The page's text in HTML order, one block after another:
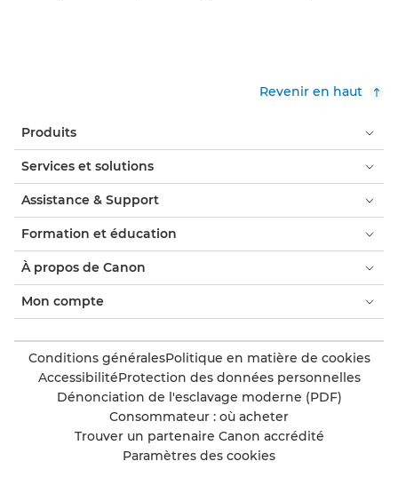
Revenir en haut
Produits
Services et solutions
Assistance & Support
Formation et éducation
À propos de Canon
Mon compte
Conditions généralesPolitique en matière de cookies
AccessibilitéProtection des données personnelles
Dénonciation de l'esclavage moderne (PDF)
Consommateur : où acheter
Trouver un partenaire Canon accrédité
Paramètres des cookies